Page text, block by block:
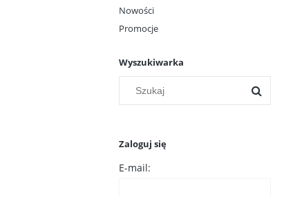
Nowości
Promocje
Wyszukiwarka
Zaloguj się
E-mail: